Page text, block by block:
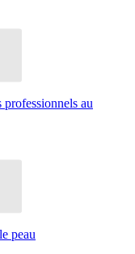
au
peau